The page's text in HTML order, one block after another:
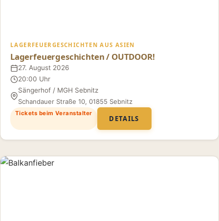
LAGERFEUERGESCHICHTEN AUS ASIEN
Lagerfeuergeschichten / OUTDOOR!
Datum
27. August 2026
Uhrzeit
20:00 Uhr
Ort
Sängerhof / MGH Sebnitz
Schandauer Straße 10, 01855 Sebnitz
Tickets beim Veranstalter
DETAILS